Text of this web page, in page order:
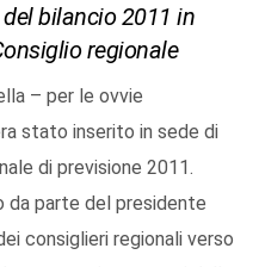
bilancio 2011 in
regionale
– per le ovvie
stato inserito in sede di
di previsione 2011.
da parte del presidente
consiglieri regionali verso